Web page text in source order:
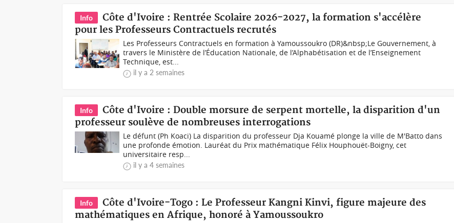
Info
Côte d'Ivoire : Rentrée Scolaire 2026-2027, la formation s'accélère
pour les Professeurs Contractuels recrutés
Les Professeurs Contractuels en formation à Yamoussoukro (DR)&nbsp;Le Gouvernement, à
travers le Ministère de l’Éducation Nationale, de l’Alphabétisation et de l’Enseignement
Technique, est...
il y a 2 semaines
Info
Côte d'Ivoire : Double morsure de serpent mortelle, la disparition d'un
professeur soulève de nombreuses interrogations
Le défunt (Ph Koaci) La disparition du professeur Dja Kouamé plonge la ville de M'Batto dans
une profonde émotion. Lauréat du Prix mathématique Félix Houphouët-Boigny, cet
universitaire resp...
il y a 4 semaines
Info
Côte d'Ivoire-Togo : Le Professeur Kangni Kinvi, figure majeure des
mathématiques en Afrique, honoré à Yamoussoukro